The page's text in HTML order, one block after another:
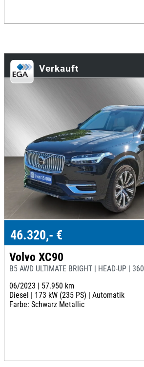
Verkauft
46.320,- €
Volvo XC90
B5 AWD ULTIMATE BRIGHT | HEAD-UP |
06/2023 | 57.950 km
Diesel | 173 kW (235 PS) | Automatik
Farbe: Schwarz Metallic